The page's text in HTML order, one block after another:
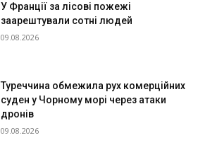
У Франції за лісові пожежі
заарештували сотні людей
09.08.2026
Туреччина обмежила рух комерційних
суден у Чорному морі через атаки
дронів
09.08.2026